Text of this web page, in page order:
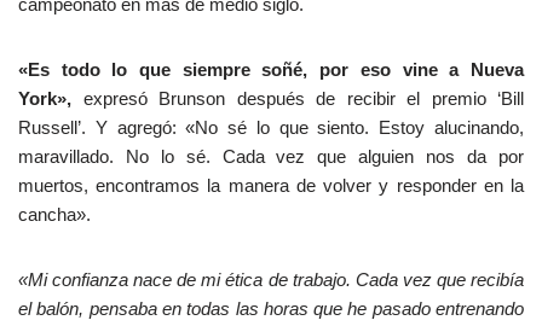
campeonato en más de medio siglo.
«Es todo lo que siempre soñé, por eso vine a Nueva
York», expresó Brunson después de recibir el premio ‘Bill
Russell’. Y agregó: «No sé lo que siento. Estoy alucinando,
maravillado. No lo sé. Cada vez que alguien nos da por
muertos, encontramos la manera de volver y responder en la
cancha».
«Mi confianza nace de mi ética de trabajo. Cada vez que recibía
el balón, pensaba en todas las horas que he pasado entrenando